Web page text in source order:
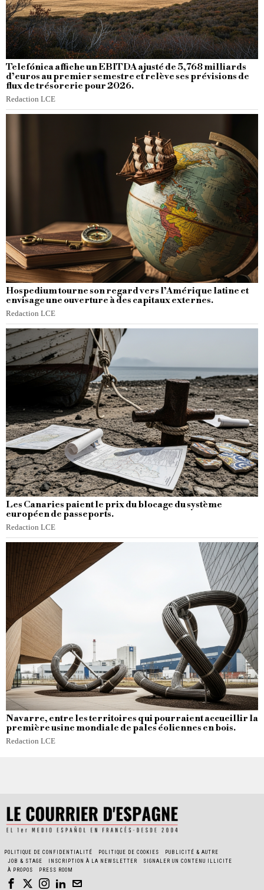
Telefónica affiche un EBITDA ajusté de 5,768 milliards
d’euros au premier semestre et relève ses prévisions de
flux de trésorerie pour 2026.
Redaction LCE
Hospedium tourne son regard vers l’Amérique latine et
envisage une ouverture à des capitaux externes.
Redaction LCE
Les Canaries paient le prix du blocage du système
européen de passeports.
Redaction LCE
Navarre, entre les territoires qui pourraient accueillir la
première usine mondiale de pales éoliennes en bois.
Redaction LCE
POLITIQUE DE CONFIDENTIALITÉ POLITIQUE DE COOKIES
PUBLICITÉ & AUTRE
JOB & STAGE
INSCRIPTION À LA NEWSLETTER
SIGNALER UN CONTENU ILLICITE
À PROPOS
PRESS ROOM